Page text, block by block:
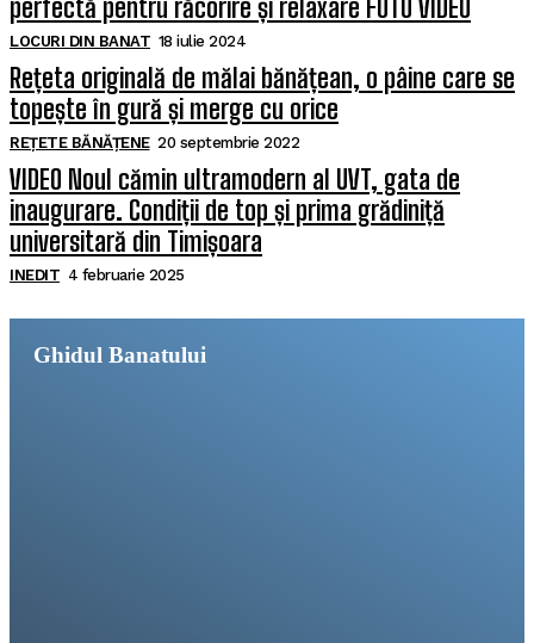
perfectă pentru răcorire și relaxare FOTO VIDEO
LOCURI DIN BANAT 18 iulie 2024
Rețeta originală de mălai bănățean, o pâine care se
topește în gură și merge cu orice
REȚETE BĂNĂȚENE 20 septembrie 2022
VIDEO Noul cămin ultramodern al UVT, gata de
inaugurare. Condiții de top și prima grădiniță
universitară din Timișoara
INEDIT 4 februarie 2025
Ghidul Banatului